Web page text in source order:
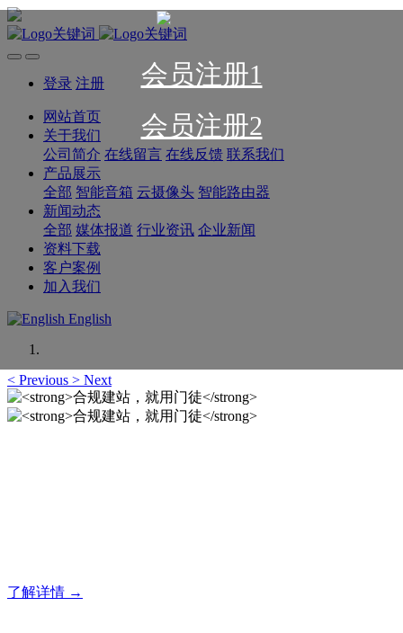
会员注册1
会员注册2
登录 注册
网站首页
关于我们
公司简介 在线留言 在线反馈 联系我们
产品展示
全部 智能音箱 云摄像头 智能路由器
新闻动态
全部 媒体报道 行业资讯 企业新闻
资料下载
客户案例
加入我们
English
< Previous > Next
了解详情 →